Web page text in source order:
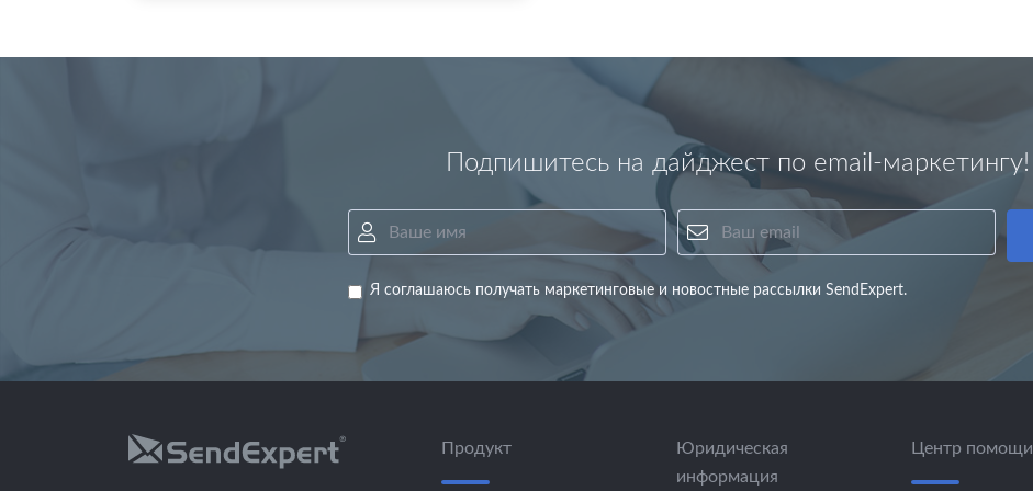
Подпишитесь на дайджест по email-маркетингу!
Ваш email
Я соглашаюсь получать маркетинговые и новостные рассылки SendExpert.
Продукт
Юридическая
информация
Центр помощи